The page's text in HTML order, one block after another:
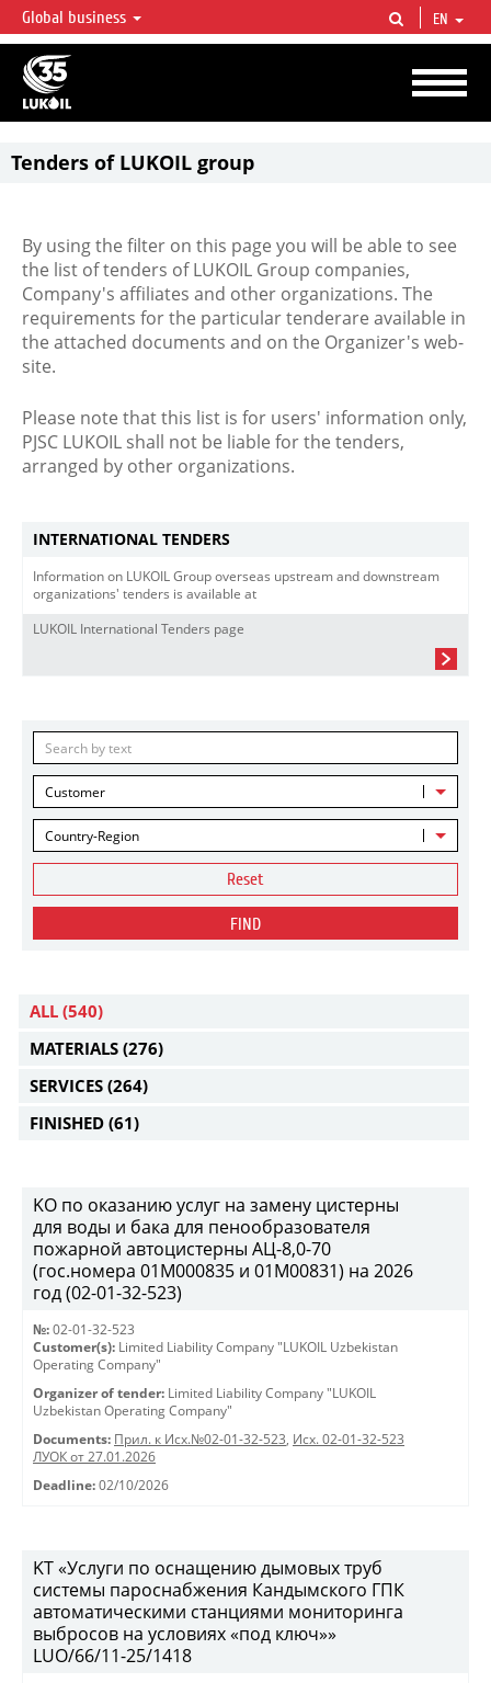
LUKOIL OVERVIEW
LUKOIL is one of the largest oil & gas vertical integrated companies in the world
accounting for over 2% of crude production and circa 1% of proved hydrocarbon
reserves globally.
Global business EN
Tenders of LUKOIL group
By using the filter on this page you will be able to see
the list of tenders of LUKOIL Group companies,
Company's affiliates and other organizations. The
requirements for the particular tenderare available in
the attached documents and on the Organizer's web-
site.
Please note that this list is for users' information only,
PJSC LUKOIL shall not be liable for the tenders,
arranged by other organizations.
INTERNATIONAL TENDERS
Information on LUKOIL Group overseas upstream and downstream
organizations' tenders is available at
LUKOIL International Tenders page
Customer
Country-Region
Reset
FIND
ALL (540)
MATERIALS (276)
SERVICES (264)
FINISHED (61)
KO по оказанию услуг на замену цистерны
для воды и бака для пенообразователя
пожарной автоцистерны АЦ-8,0-70
(гос.номера 01М000835 и 01М00831) на 2026
год (02-01-32-523)
№: 02-01-32-523
Customer(s): Limited Liability Company "LUKOIL Uzbekistan
Operating Company"
Organizer of tender: Limited Liability Company "LUKOIL
Uzbekistan Operating Company"
Documents: Прил. к Исх.№02-01-32-523, Исх. 02-01-32-523
ЛУОК от 27.01.2026
Deadline: 02/10/2026
KT «Услуги по оснащению дымовых труб
системы пароснабжения Кандымского ГПК
автоматическими станциями мониторинга
выбросов на условиях «под ключ»»
LUO/66/11-25/1418